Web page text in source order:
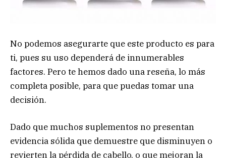
No podemos asegurarte que este producto es para
ti, pues su uso dependerá de innumerables
factores. Pero te hemos dado una reseña, lo más
completa posible, para que puedas tomar una
decisión.
Dado que muchos suplementos no presentan
evidencia sólida que demuestre que disminuyen o
revierten la pérdida de cabello, o que mejoran la